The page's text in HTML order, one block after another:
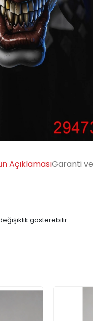
AçıklamasıGaranti
gösterebilir